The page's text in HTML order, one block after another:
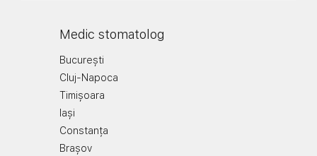
Medic stomatolog
București
Cluj-Napoca
Timișoara
Iași
Constanța
Brașov